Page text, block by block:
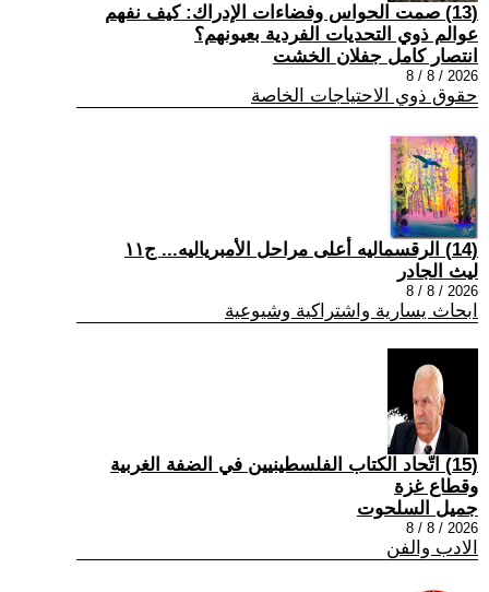
(13) صمت الحواس وفضاءات الإدراك: كيف نفهم
عوالم ذوي التحديات الفردية بعيونهم؟
انتصار كامل جفلان الخشت
2026 / 8 / 8
حقوق ذوي الاحتياجات الخاصة
(14) الرقسماليه أعلى مراحل الأمبرياليه... ج١١
ليث الجادر
2026 / 8 / 8
ابحاث يسارية واشتراكية وشيوعية
(15) اتّحاد الكتاب الفلسطينيين في الضفة الغربية
وقطاع غزة
جميل السلحوت
2026 / 8 / 8
الادب والفن